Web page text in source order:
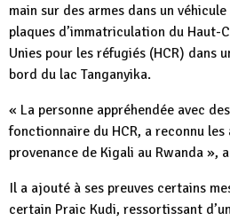
main sur des armes dans un
plaques d’immatriculation du Haut-
Unies pour les réfugiés (HCR) dans
bord du lac Tanganyika.
« La personne appréhendée avec
fonctionnaire du HCR, a reconnu
provenance de Kigali au Rwanda »,
Il a ajouté à ses preuves certains
certain Praic Kudi, ressortissant